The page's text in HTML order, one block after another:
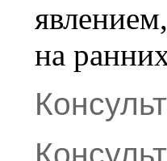
явлением
на